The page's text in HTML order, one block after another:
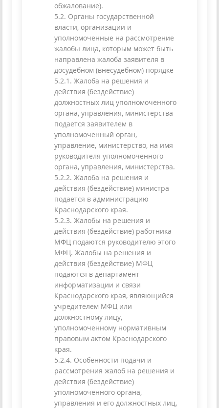
обжалование).
5.2. Органы государственной
власти, организации и
уполномоченные на рассмотрение
жалобы лица, которым может быть
направлена жалоба заявителя в
досудебном (внесудебном) порядке
5.2.1. Жалоба на решения и
действия (бездействие)
должностных лиц уполномоченного
органа, управления, министерства
подается заявителем в
уполномоченный орган,
управление, министерство, на имя
руководителя уполномоченного
органа, управления, министерства.
5.2.2. Жалоба на решения и
действия (бездействие) министра
подается в администрацию
Краснодарского края.
5.2.3. Жалобы на решения и
действия (бездействие) работника
МФЦ подаются руководителю этого
МФЦ. Жалобы на решения и
действия (бездействие) МФЦ
подаются в департамент
информатизации и связи
Краснодарского края, являющийся
учредителем МФЦ или
должностному лицу,
уполномоченному нормативным
правовым актом Краснодарского
края.
5.2.4. Особенности подачи и
рассмотрения жалоб на решения и
действия (бездействие)
уполномоченного органа,
управления и его должностных лиц,